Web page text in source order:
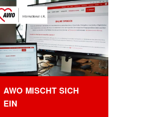
Soziale Gerechtigkeit
AWO-Themenwochen zur
Bundestagswahl KW30:
Gerechtigkeit Die AWO
die 12 Wochen bis zur Wahl
dem Motto „Deutschland, Du
AWO MISCHT SICH
EIN